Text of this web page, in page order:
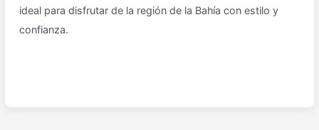
ideal para disfrutar de la región de la Bahía con estilo y
confianza.